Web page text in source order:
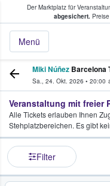
Der Marktplatz für
abgesichert.Preise
Menü
Tickets
Miki Núñez Barcelona
Sa., 24. Okt. 2026 • 20:00
Veranstaltung mit freier
Alle Tickets erlauben Ihnen
Stehplatzbereichen. Es gibt
Filter